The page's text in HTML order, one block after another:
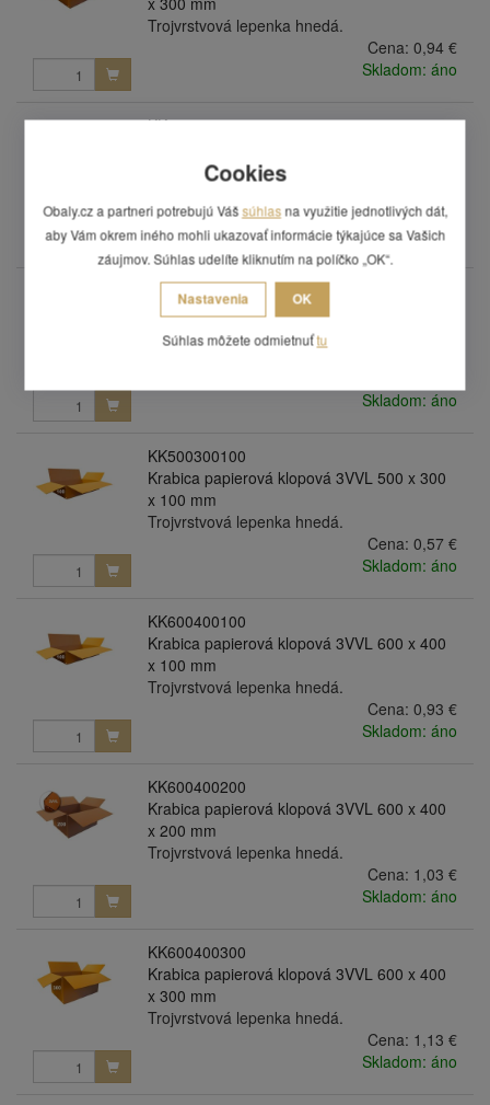
Trojvrstvová lepenka hnedá.
Cena: 0,94 €
Skladom: áno
KK400400400
x 400 mm
Cena:1,11 €
Skladom: áno
KK430310150
Krabica papierová klopová 3VVL 430 x 310
x 150 mm
Skladom: áno
KK500300100
Krabica papierová klopová 3VVL 500 x 300
x 100 mm
Trojvrstvová lepenka hnedá.
Cena: 0,57 €
Skladom: áno
KK600400100
Krabica papierová klopová 3VVL 600 x 400
x 100 mm
Trojvrstvová lepenka hnedá.
Cena: 0,93 €
Skladom: áno
KK600400200
Krabica papierová klopová 3VVL 600 x 400
x 200 mm
Trojvrstvová lepenka hnedá.
Cena: 1,03 €
Skladom: áno
KK600400300
Krabica papierová klopová 3VVL 600 x 400
x 300 mm
Trojvrstvová lepenka hnedá.
Cena: 1,13 €
Skladom: áno
Cookies
Obaly.cz a partneri potrebujú Vášsúhlas na využitie jednotlivých dát,
aby Vám okrem iného mohli ukazovať informácie týkajúce sa Vašich
záujmov. Súhlas udelíte kliknutím na políčko „OK“.
Nastavenia OK
Súhlas môžete odmietnuťtu